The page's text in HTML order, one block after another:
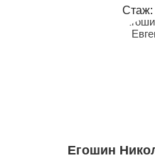
Стаж:
Егошин